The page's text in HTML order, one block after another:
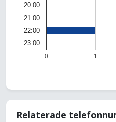
0 1
20:00
21:00
22:00
23:00
Relaterade